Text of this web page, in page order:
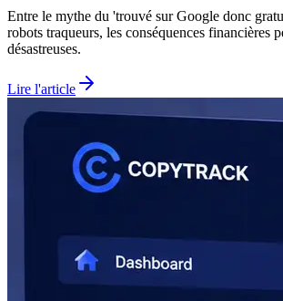
Entre le mythe du 'trouvé sur Google donc
robots traqueurs, les conséquences financières
désastreuses.
Lire l'article